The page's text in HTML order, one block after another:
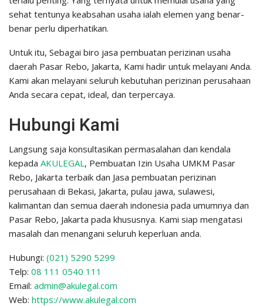
sehat tentunya keabsahan usaha ialah elemen yang benar-
benar perlu diperhatikan.
Untuk itu, Sebagai biro jasa pembuatan perizinan usaha
daerah Pasar Rebo, Jakarta, Kami hadir untuk melayani Anda.
Kami akan melayani seluruh kebutuhan perizinan perusahaan
Anda secara cepat, ideal, dan terpercaya.
Hubungi Kami
Langsung saja konsultasikan permasalahan dan kendala
kepada AKULEGAL, Pembuatan Izin Usaha UMKM Pasar
Rebo, Jakarta terbaik dan Jasa pembuatan perizinan
perusahaan di Bekasi, Jakarta, pulau jawa, sulawesi,
kalimantan dan semua daerah indonesia pada umumnya dan
Pasar Rebo, Jakarta pada khususnya. Kami siap mengatasi
masalah dan menangani seluruh keperluan anda.
Hubungi: (021) 5290 5299
Telp: 08 111 0540 111
Email: admin@akulegal.com
Web: https://www.akulegal.com